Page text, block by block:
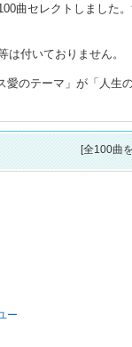
曲セレクトしました
付いておりません。
のテーマ」が「人生
[全100曲
ー